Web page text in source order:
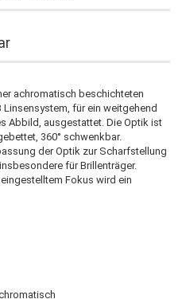
achromatisch beschichteten
für ein weitgehend
Abbild, ausgestattet. Die Optik ist
360° schwenkbar.
der Optik zur Scharfstellung
für Brillenträger.
Fokus wird ein